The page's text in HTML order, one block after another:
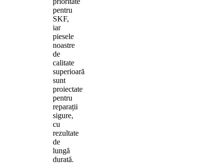
pentru
SKF,
iar
piesele
noastre
de
calitate
superioară
sunt
proiectate
pentru
reparații
sigure,
cu
rezultate
de
lungă
durată.